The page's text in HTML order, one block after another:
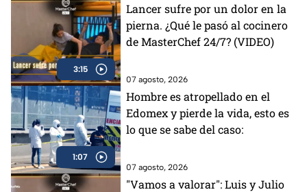
3:15
Lancer sufre por un dolor en la
pierna. ¿Qué le pasó al cocinero
de MasterChef 24/7? (VIDEO)
07 agosto, 2026
1:07
Hombre es atropellado en el
Edomex y pierde la vida, esto es
lo que se sabe del caso:
07 agosto, 2026
"Vamos a valorar": Luis y Julio